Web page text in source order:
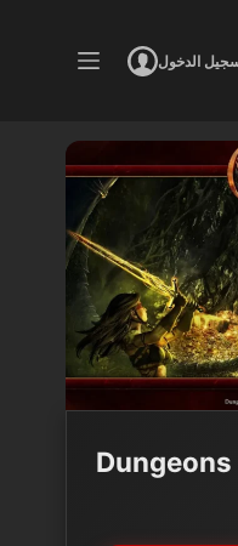
الدخول